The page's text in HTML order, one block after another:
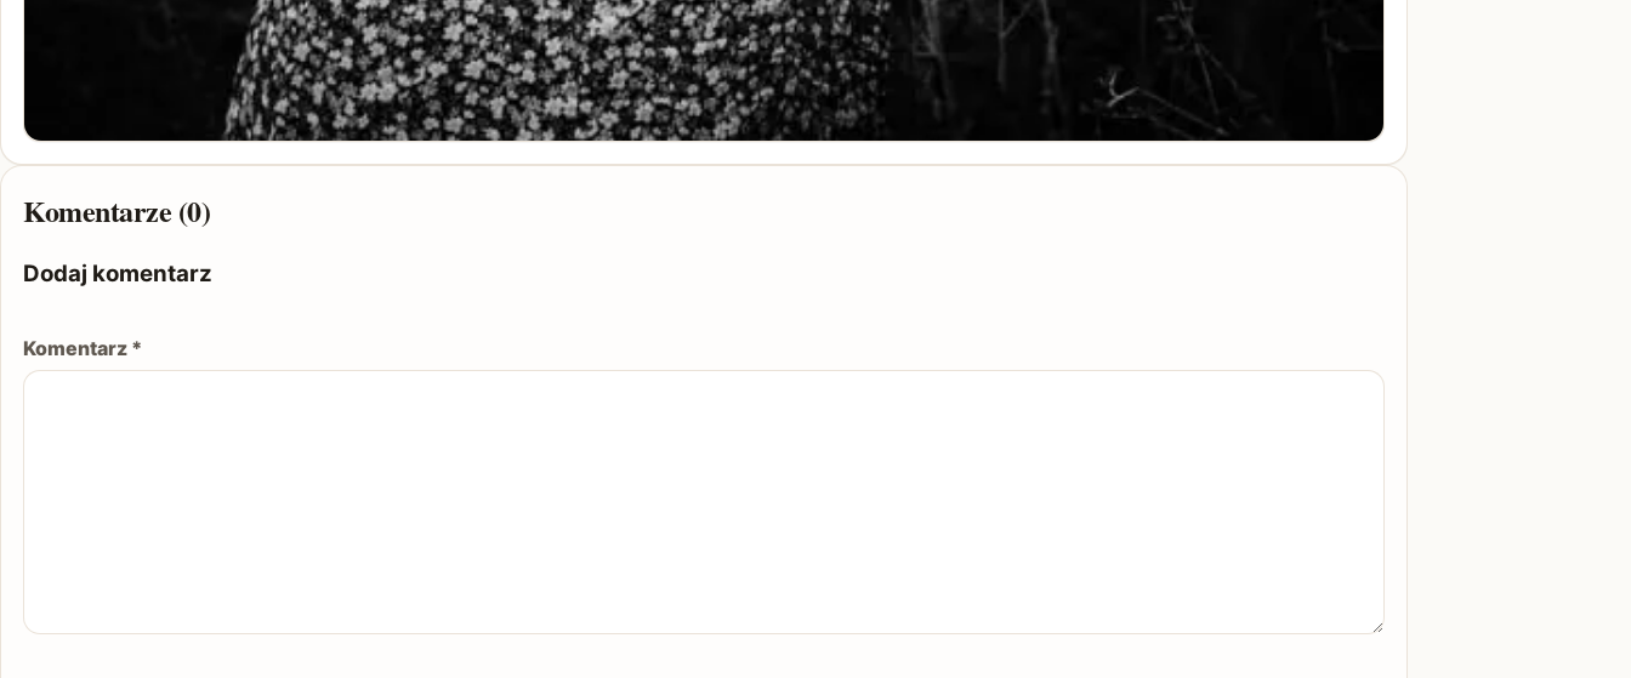
Komentarze (0)
Dodaj komentarz
Komentarz *